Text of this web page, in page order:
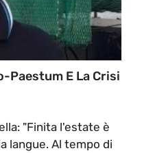
Paestum E La Crisi
"Finita l'estate è
langue. Al tempo di